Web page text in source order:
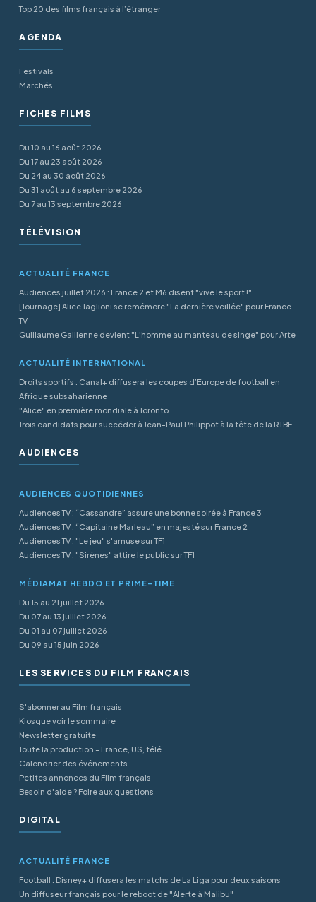
Top 20 des films français à l’étranger
AGENDA
Festivals
Marchés
FICHES FILMS
Du 10 au 16 août 2026
Du 17 au 23 août 2026
Du 24 au 30 août 2026
Du 31 août au 6 septembre 2026
Du 7 au 13 septembre 2026
TÉLÉVISION
ACTUALITÉ FRANCE
Audiences juillet 2026 : France 2 et M6 disent "vive le sport !"
[Tournage] Alice Taglioni se remémore "La dernière veillée" pour France
TV
Guillaume Gallienne devient "L’homme au manteau de singe" pour Arte
ACTUALITÉ INTERNATIONAL
Droits sportifs : Canal+ diffusera les coupes d’Europe de football en
Afrique subsaharienne
"Alice" en première mondiale à Toronto
Trois candidats pour succéder à Jean-Paul Philippot à la tête de la RTBF
AUDIENCES
AUDIENCES QUOTIDIENNES
Audiences TV : “Cassandre” assure une bonne soirée à France 3
Audiences TV : “Capitaine Marleau” en majesté sur France 2
Audiences TV : "Le jeu" s'amuse sur TF1
Audiences TV : "Sirènes" attire le public sur TF1
MÉDIAMAT HEBDO ET PRIME-TIME
Du 15 au 21 juillet 2026
Du 07 au 13 juillet 2026
Du 01 au 07 juillet 2026
Du 09 au 15 juin 2026
LES SERVICES DU FILM FRANÇAIS
S'abonner au Film français
Kiosque voir le sommaire
Newsletter gratuite
Toute la production - France, US, télé
Calendrier des événements
Petites annonces du Film français
Besoin d'aide ? Foire aux questions
DIGITAL
ACTUALITÉ FRANCE
Football : Disney+ diffusera les matchs de La Liga pour deux saisons
Un diffuseur français pour le reboot de "Alerte à Malibu"